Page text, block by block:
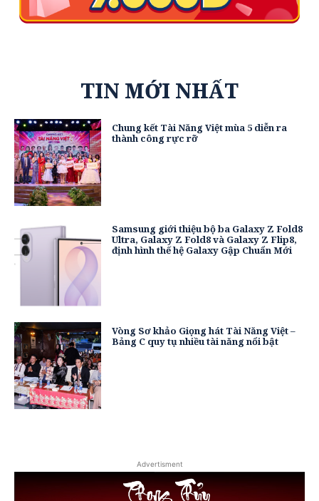
TIN MỚI NHẤT
Chung kết Tài Năng Việt mùa 5 diễn ra
thành công rực rỡ
Samsung giới thiệu bộ ba Galaxy Z Fold8
Ultra, Galaxy Z Fold8 và Galaxy Z Flip8,
định hình thế hệ Galaxy Gập Chuẩn Mới
Vòng Sơ khảo Giọng hát Tài Năng Việt –
Bảng C quy tụ nhiều tài năng nổi bật
Advertisment